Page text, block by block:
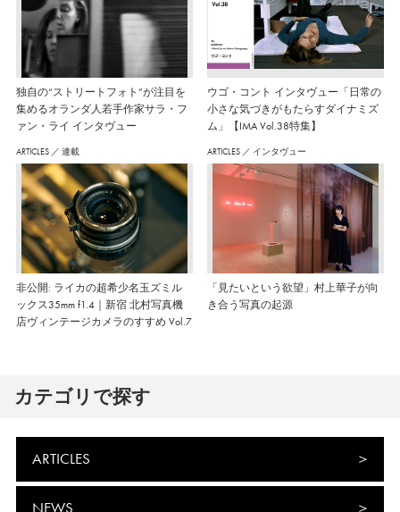
独自の“ストリートフォト”が注目を
集めるオランダ人若手作家サラ・フ
ァン・ライ インタヴュー
ウゴ・コント インタヴュー「日常の
小さな気づきがもたらすダイナミズ
ム」【IMA Vol.38特集】
ARTICLES ／ 連載
非公開: ライカの超希少名玉ズミル
ックス35mm f1.4｜新宿 北村写真機
店ヴィンテージカメラのすすめ Vol.7
ARTICLES ／ インタヴュー
「見たいという欲望」村上華子が向
き合う写真の起源
カテゴリで探す
ARTICLES